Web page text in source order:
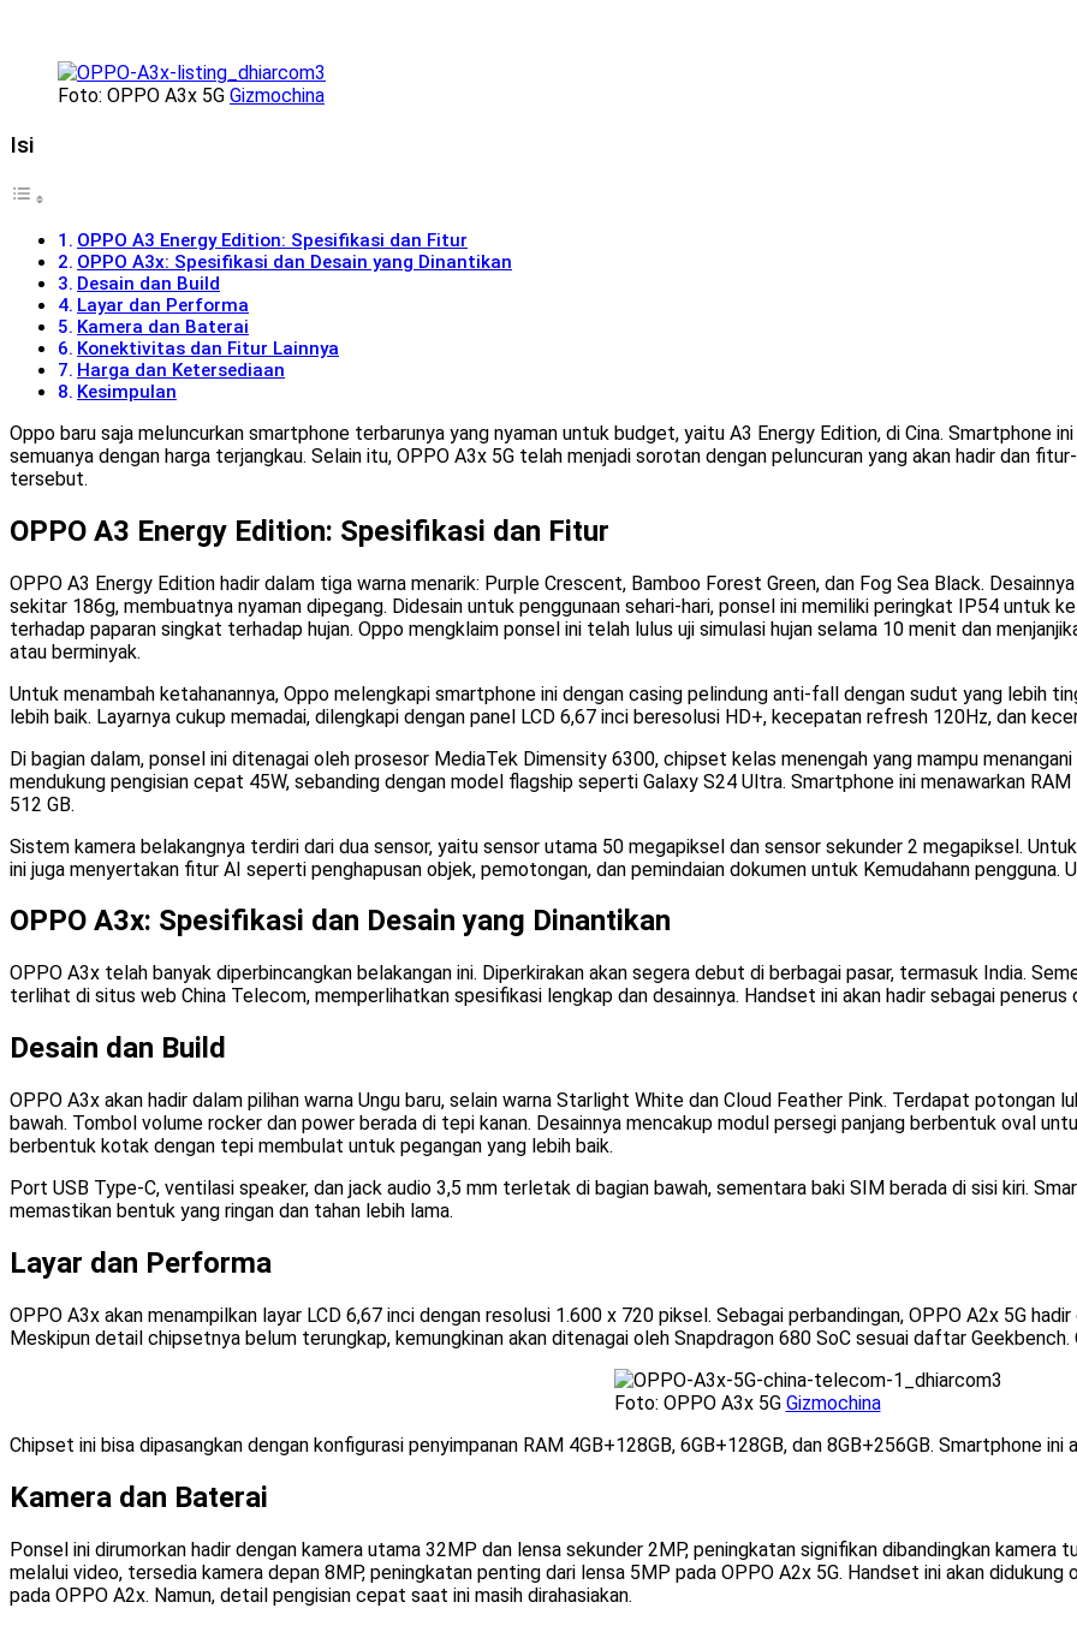
Foto: OPPO A3x 5G Gizmochina
Isi
OPPO A3 Energy Edition: Spesifikasi dan Fitur
OPPO A3x: Spesifikasi dan Desain yang Dinantikan
Desain dan Build
Layar dan Performa
Kamera dan Baterai
Konektivitas dan Fitur Lainnya
Harga dan Ketersediaan
Kesimpulan
Oppo baru saja meluncurkan smartphone terbarunya yang nyaman untuk budget, yaitu A3 Energy Edition, di Cina. Smartphone
semuanya dengan harga terjangkau. Selain itu, OPPO A3x 5G telah menjadi sorotan dengan peluncuran yang akan hadir dan
tersebut.
OPPO A3 Energy Edition: Spesifikasi dan Fitur
OPPO A3 Energy Edition hadir dalam tiga warna menarik: Purple Crescent, Bamboo Forest Green, dan Fog Sea Black.
sekitar 186g, membuatnya nyaman dipegang. Didesain untuk penggunaan sehari-hari, ponsel ini memiliki peringkat IP54 untuk
terhadap paparan singkat terhadap hujan. Oppo mengklaim ponsel ini telah lulus uji simulasi hujan selama 10 menit dan
atau berminyak.
Untuk menambah ketahanannya, Oppo melengkapi smartphone ini dengan casing pelindung anti-fall dengan sudut yang lebih
lebih baik. Layarnya cukup memadai, dilengkapi dengan panel LCD 6,67 inci beresolusi HD+, kecepatan refresh 120Hz, dan
Di bagian dalam, ponsel ini ditenagai oleh prosesor MediaTek Dimensity 6300, chipset kelas menengah yang mampu
mendukung pengisian cepat 45W, sebanding dengan model flagship seperti Galaxy S24 Ultra. Smartphone ini menawarkan
512 GB.
Sistem kamera belakangnya terdiri dari dua sensor, yaitu sensor utama 50 megapiksel dan sensor sekunder 2 megapiksel.
ini juga menyertakan fitur AI seperti penghapusan objek, pemotongan, dan pemindaian dokumen untuk Kemudahann pengguna.
OPPO A3x: Spesifikasi dan Desain yang Dinantikan
OPPO A3x telah banyak diperbincangkan belakangan ini. Diperkirakan akan segera debut di berbagai pasar, termasuk India.
terlihat di situs web China Telecom, memperlihatkan spesifikasi lengkap dan desainnya. Handset ini akan hadir sebagai
Desain dan Build
OPPO A3x akan hadir dalam pilihan warna Ungu baru, selain warna Starlight White dan Cloud Feather Pink. Terdapat potongan
bawah. Tombol volume rocker dan power berada di tepi kanan. Desainnya mencakup modul persegi panjang berbentuk oval
berbentuk kotak dengan tepi membulat untuk pegangan yang lebih baik.
Port USB Type-C, ventilasi speaker, dan jack audio 3,5 mm terletak di bagian bawah, sementara baki SIM berada di sisi kiri.
memastikan bentuk yang ringan dan tahan lebih lama.
Layar dan Performa
OPPO A3x akan menampilkan layar LCD 6,67 inci dengan resolusi 1.600 x 720 piksel. Sebagai perbandingan, OPPO A2x 5G
Meskipun detail chipsetnya belum terungkap, kemungkinan akan ditenagai oleh Snapdragon 680 SoC sesuai daftar
Foto: OPPO A3x 5G Gizmochina
Chipset ini bisa dipasangkan dengan konfigurasi penyimpanan RAM 4GB+128GB, 6GB+128GB, dan 8GB+256GB. Smartphone
Kamera dan Baterai
Ponsel ini dirumorkan hadir dengan kamera utama 32MP dan lensa sekunder 2MP, peningkatan signifikan dibandingkan
melalui video, tersedia kamera depan 8MP, peningkatan penting dari lensa 5MP pada OPPO A2x 5G. Handset ini akan
pada OPPO A2x. Namun, detail pengisian cepat saat ini masih dirahasiakan.